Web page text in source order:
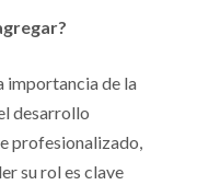
importancia de la
desarrollo
profesionalizado,
su rol es clave